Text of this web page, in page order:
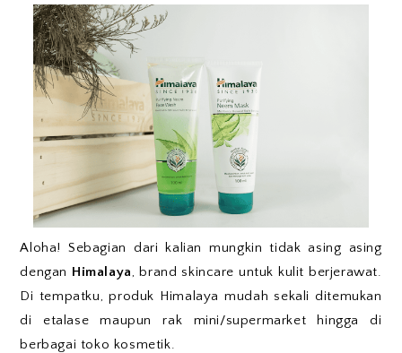
Aloha! Sebagian dari kalian mungkin tidak asing asing
dengan Himalaya, brand skincare untuk kulit berjerawat.
Di tempatku, produk Himalaya mudah sekali ditemukan
di etalase maupun rak mini/supermarket hingga di
berbagai toko kosmetik.